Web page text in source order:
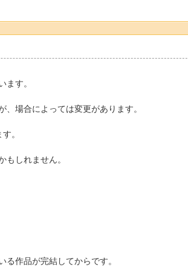
ます。
場合によっては変更があります。
。
しれません。
作品が完結してからです。